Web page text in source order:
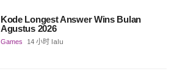
Kode Longest Answer Wins Bulan
Agustus 2026
Games 14 小时 lalu